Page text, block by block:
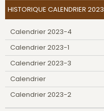
HISTORIQUE CALENDRIER 2023
Calendrier 2023-4
Calendrier 2023-1
Calendrier 2023-3
Calendrier
Calendrier 2023-2